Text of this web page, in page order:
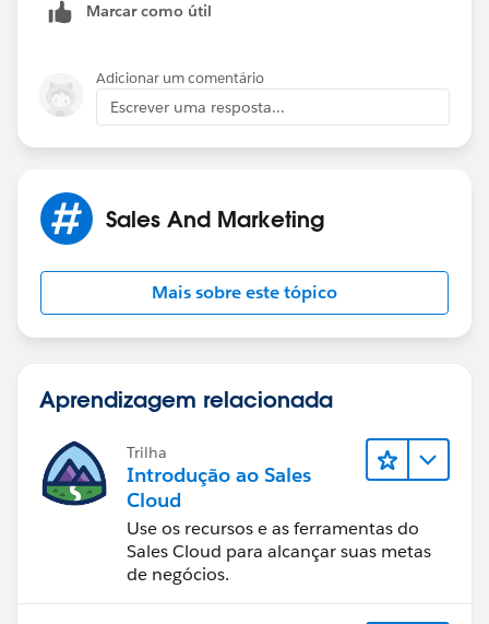
Marcar como útil
Adicionar um comentário
Escrever uma resposta...
Sales And Marketing
Mais sobre este tópico
Aprendizagem relacionada
Trilha
Introdução ao Sales
Cloud
Use os recursos e as ferramentas do
Sales Cloud para alcançar suas metas
de negócios.